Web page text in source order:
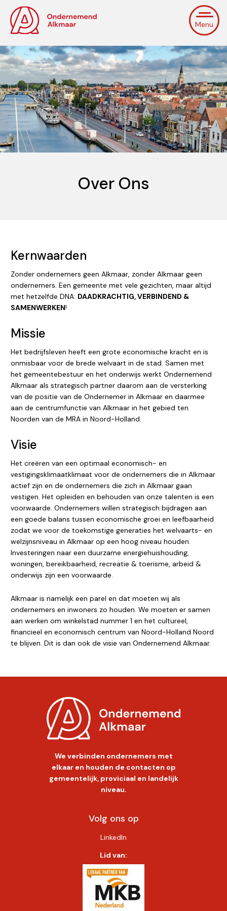
Menu
Over Ons
Kernwaarden
Zonder ondernemers geen Alkmaar, zonder Alkmaar geen
ondernemers. Een gemeente met vele gezichten, maar altijd
met hetzelfde DNA: DAADKRACHTIG, VERBINDEND &
SAMENWERKEN!
Missie
Het bedrijfsleven heeft een grote economische kracht en is
onmisbaar voor de brede welvaart in de stad. Samen met
het gemeentebestuur en het onderwijs werkt Ondernemend
Alkmaar als strategisch partner daarom aan de versterking
van de positie van de Ondernemer in Alkmaar en daarmee
aan de centrumfunctie van Alkmaar in het gebied ten
Noorden van de MRA in Noord-Holland.
Visie
Het creëren van een optimaal economisch- en
vestigingsklimaatklimaat voor de ondernemers die in Alkmaar
actief zijn en de ondernemers die zich in Alkmaar gaan
vestigen. Het opleiden en behouden van onze talenten is een
voorwaarde. Ondernemers willen strategisch bijdragen aan
een goede balans tussen economische groei en leefbaarheid
zodat we voor de toekomstige generaties het welvaarts- en
welzijnsniveau in Alkmaar op een hoog niveau houden.
Investeringen naar een duurzame energiehuishouding,
woningen, bereikbaarheid, recreatie & toerisme, arbeid &
onderwijs zijn een voorwaarde.
Alkmaar is namelijk een parel en dat moeten wij als
ondernemers en inwoners zo houden. We moeten er samen
aan werken om winkelstad nummer 1 en het cultureel,
financieel en economisch centrum van Noord-Holland Noord
te blijven. Dit is dan ook de visie van Ondernemend Alkmaar.
We verbinden ondernemers met
elkaar en houden de contacten op
gemeentelijk, proviciaal en landelijk
niveau.
Volg ons op
LinkedIn
Lid van: